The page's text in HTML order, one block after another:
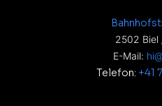
2502 Biel
E-Mail:
Telefon: +41